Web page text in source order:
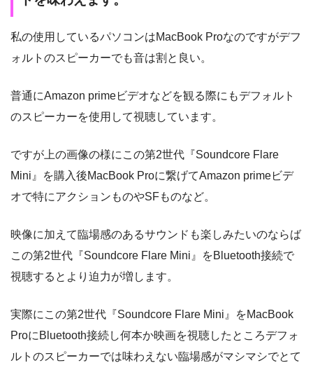
私の使用しているパソコンはMacBook Proなのですがデフ
ォルトのスピーカーでも音は割と良い。
普通にAmazon primeビデオなどを観る際にもデフォルト
のスピーカーを使用して視聴しています。
ですが上の画像の様にこの第2世代『Soundcore Flare
Mini』を購入後MacBook Proに繋げてAmazon primeビデ
オで特にアクションものやSFものなど。
映像に加えて臨場感のあるサウンドも楽しみたいのならば
この第2世代『Soundcore Flare Mini』をBluetooth接続で
視聴するとより迫力が増します。
実際にこの第2世代『Soundcore Flare Mini』をMacBook
ProにBluetooth接続し何本か映画を視聴したところデフォ
ルトのスピーカーでは味わえない臨場感がマシマシでとて